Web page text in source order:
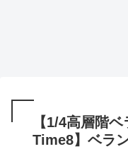
【1/4高層階
Time8】ベラ